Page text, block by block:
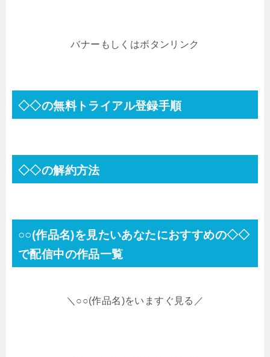
バナーもしくはボタンリンク
◇◇の無料トライアル登録手順
◇◇の解約方法
○○(作品名)を見たいあなたにおすすめの◇◇
で配信中の作品一覧
＼○○(作品名)をいますぐ見る／